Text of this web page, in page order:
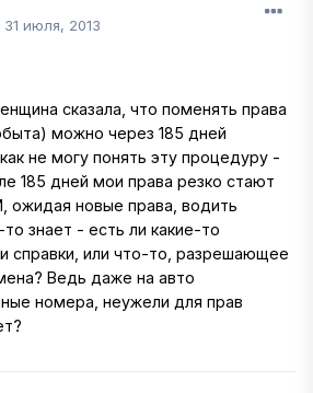
31 июля, 2013
сказала, что поменять права
можно через 185 дней
не могу понять эту процедуру -
185 дней мои права резко стают
ожидая новые права, водить
знает - есть ли какие-то
справки, или что-то, разрешающее
Ведь даже на авто
номера, неужели для прав